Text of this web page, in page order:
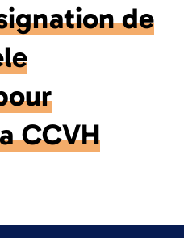
de
CCVH